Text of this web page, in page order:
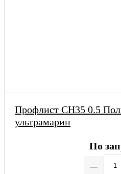
Профлист СН35 0.5
ультрамарин
По
–